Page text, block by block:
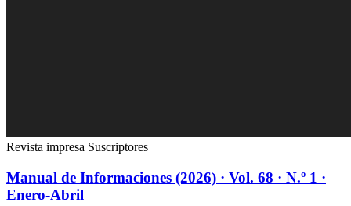
Revista impresa Suscriptores
Manual de Informaciones (2026) · Vol. 68 · N.º 1 ·
Enero-Abril